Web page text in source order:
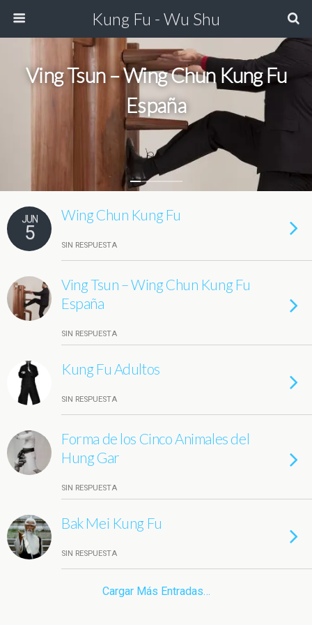
Kung Fu - Wu Shu
Ving Tsun – Wing Chun Kung Fu
España
JUN
5
Wing Chun Kung Fu
SIN RESPUESTA
Ving Tsun – Wing Chun Kung Fu
España
SIN RESPUESTA
Kung Fu Adultos
SIN RESPUESTA
Forma de los Cinco Animales del
Hung Gar
SIN RESPUESTA
Bak Mei Kung Fu
SIN RESPUESTA
Cargar Más Entradas…